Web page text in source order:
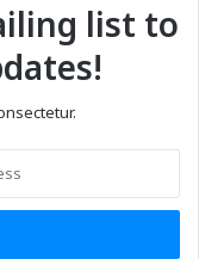
list to